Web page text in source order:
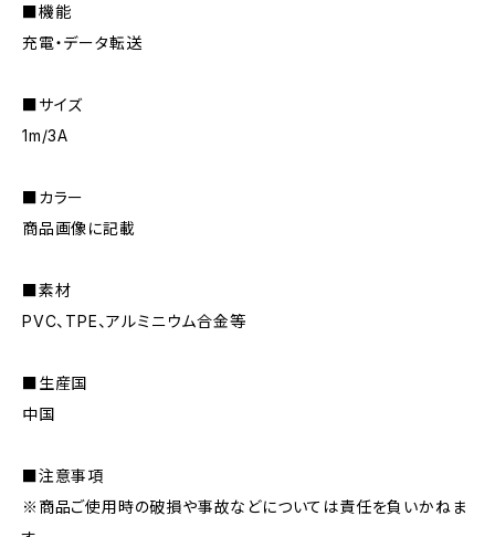
■機能
充電・データ転送
■サイズ
1m/3A
■カラー
商品画像に記載
■素材
PVC、TPE、アルミニウム合金等
■生産国
中国
■注意事項
※商品ご使用時の破損や事故などについては責任を負いかねま